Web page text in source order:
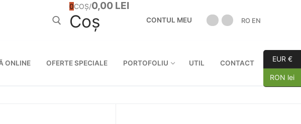
Caută după:
0COȘ/0,00 LEI
Coș CONTUL MEU RO EN
ONLINE OFERTE SPECIALE PORTOFOLIU UTIL CONTACT EUR €
RON lei